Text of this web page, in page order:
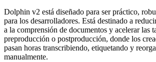
Dolphin v2 está diseñado para ser práctico,
para los desarrolladores. Está destinado a
a la comprensión de documentos y acelerar las
preproducción o postproducción, donde los
pasan horas transcribiendo, etiquetando y
manualmente.